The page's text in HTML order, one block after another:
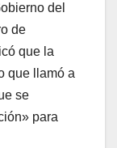
del
de
que la
que llamó a
se
para